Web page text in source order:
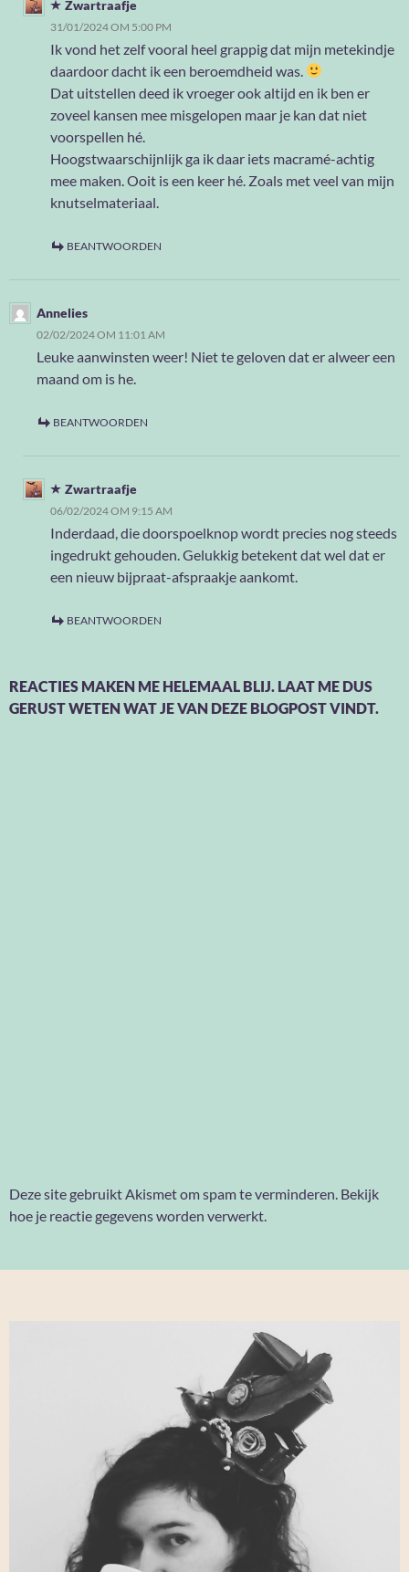
Zwartraafje
31/01/2024 OM 5:00 PM
Ik vond het zelf vooral heel grappig dat mijn metekindje
daardoor dacht ik een beroemdheid was.
Dat uitstellen deed ik vroeger ook altijd en ik ben er
zoveel kansen mee misgelopen maar je kan dat niet
voorspellen hé.
Hoogstwaarschijnlijk ga ik daar iets macramé-achtig
mee maken. Ooit is een keer hé. Zoals met veel van mijn
knutselmateriaal.
BEANTWOORDEN
Annelies
02/02/2024 OM 11:01 AM
Leuke aanwinsten weer! Niet te geloven dat er alweer een
maand om is he.
BEANTWOORDEN
Zwartraafje
06/02/2024 OM 9:15 AM
Inderdaad, die doorspoelknop wordt precies nog steeds
ingedrukt gehouden. Gelukkig betekent dat wel dat er
een nieuw bijpraat-afspraakje aankomt.
BEANTWOORDEN
REACTIES MAKEN ME HELEMAAL BLIJ. LAAT ME DUS
GERUST WETEN WAT JE VAN DEZE BLOGPOST VINDT.
Deze site gebruikt Akismet om spam te verminderen. Bekijk
hoe je reactie gegevens worden verwerkt